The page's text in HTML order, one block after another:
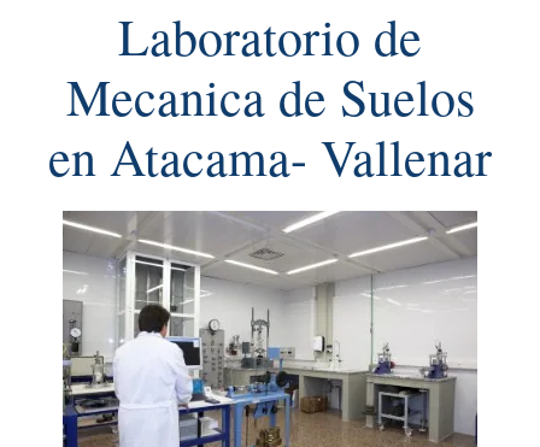
Laboratorio de
Mecanica de Suelos
en Atacama- Vallenar